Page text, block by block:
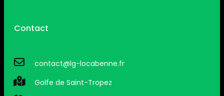
Contact
contact@lg-locabenne.fr
Golfe de Saint-Tropez